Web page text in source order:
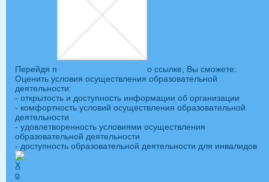
Перейдя п
о ссылке, Вы сможете:
Оценить условия осуществления образовательной
деятельности:
- открытость и доступность информации об организации
- комфортность условий осуществления образовательной
деятельности
- удовлетворенность условиями осуществления
образовательной деятельности
- доступность образовательной деятельности для инвалидов